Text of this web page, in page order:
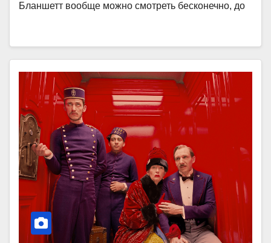
Бланшетт вообще можно смотреть бесконечно, до